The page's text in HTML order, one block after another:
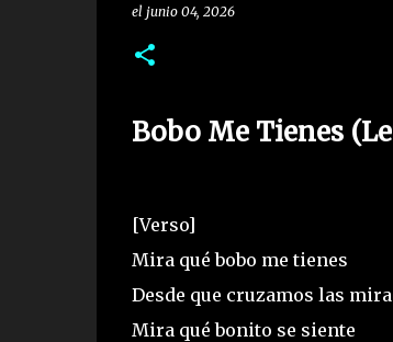
el junio 04, 2026
Bobo Me Tienes
[Verso]
Mira qué bobo me tienes
Desde que cruzamos las
Mira qué bonito se siente